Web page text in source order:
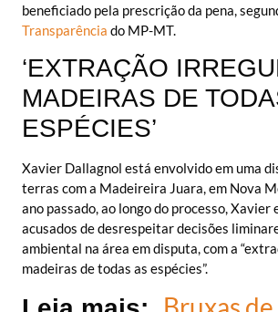
beneficiado pela prescrição da pena,
Transparência do MP-MT.
‘EXTRAÇÃO
MADEIRAS DE
ESPÉCIES’
Xavier Dallagnol está envolvido em uma
terras com a Madeireira Juara, em Nova
ano passado, ao longo do processo, Xavier
acusados de desrespeitar decisões
ambiental na área em disputa, com a
madeiras de todas as espécies”.